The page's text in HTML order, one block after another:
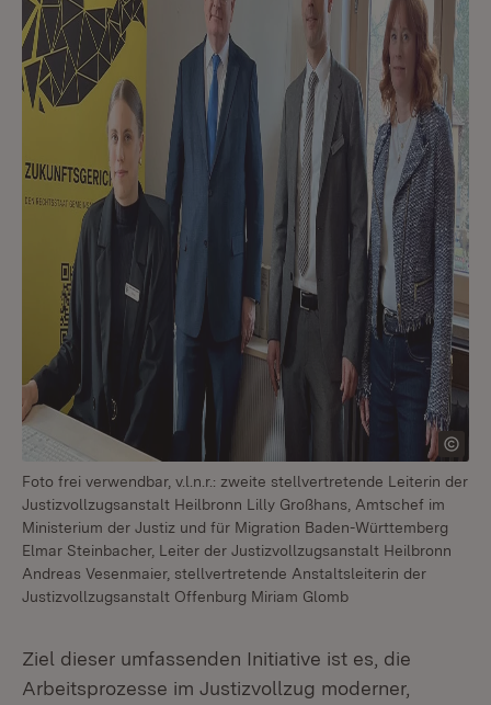
Foto frei verwendbar, v.l.n.r.: zweite stellvertretende Leiterin der
Justizvollzugsanstalt Heilbronn Lilly Großhans, Amtschef im
Ministerium der Justiz und für Migration Baden-Württemberg
Elmar Steinbacher, Leiter der Justizvollzugsanstalt Heilbronn
Andreas Vesenmaier, stellvertretende Anstaltsleiterin der
Justizvollzugsanstalt Offenburg Miriam Glomb
Ziel dieser umfassenden Initiative ist es, die
Arbeitsprozesse im Justizvollzug moderner,